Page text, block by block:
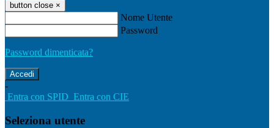
button close ×
Nome Utente
Password
Password dimenticata?
-
Entra con SPID Entra con CIE
Seleziona utente